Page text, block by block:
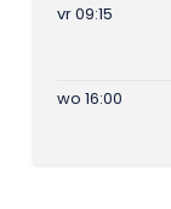
vr 09:15
wo 16:00